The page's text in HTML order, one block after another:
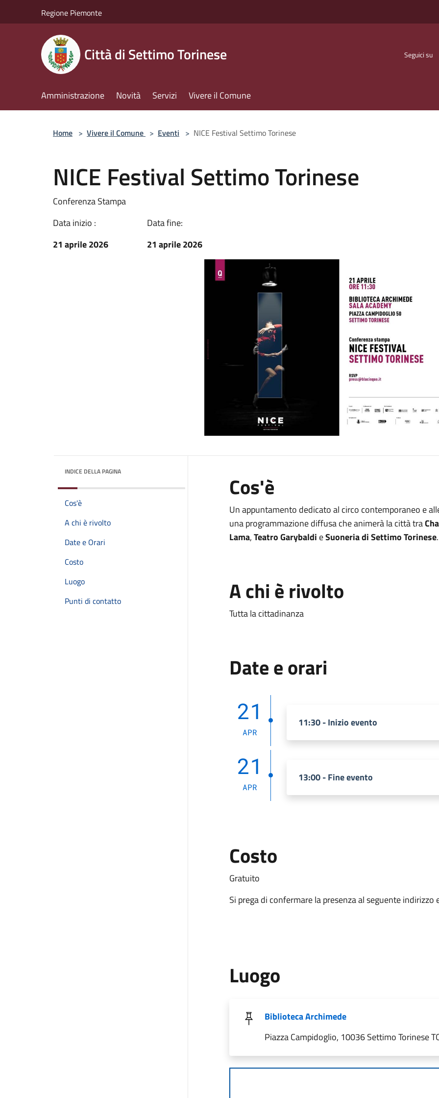
Regione Piemonte
Città di Settimo Torinese Seguici su
Amministrazione Novità Servizi Vivere il Comune
Home > Vivere il Comune > Eventi > NICE Festival Settimo Torinese
NICE Festival Settimo Torinese
Conferenza Stampa
Data inizio :
21 aprile 2026
Data fine:
21 aprile 2026
INDICE DELLA PAGINA
Cos'è
A chi è rivolto
Date e Orari
Costo
Luogo
Punti di contatto
Cos'è
Un appuntamento dedicato al circo contemporaneo e
una programmazione diffusa che animerà la città tra
Lama,Teatro Garybaldi eSuoneria di Settimo Torinese.
A chi è rivolto
Tutta la cittadinanza
Date e orari
21
APR
11:30 - Inizio evento
21
APR
13:00 - Fine evento
Costo
Gratuito
Si prega di confermare la presenza al seguente indirizzo
Luogo
Biblioteca Archimede
Piazza Campidoglio, 10036 Settimo Torinese